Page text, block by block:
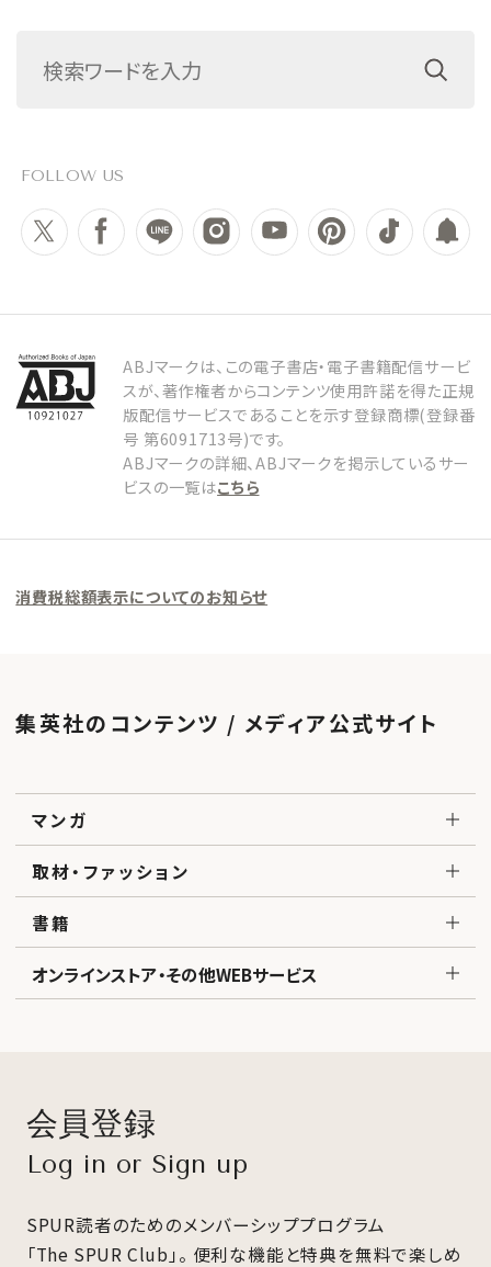
FOLLOW US
ABJマークは、この電子書店・電子書籍配信サービ
スが、著作権者からコンテンツ使用許諾を得た正規
版配信サービスであることを示す登録商標(登録番
号 第6091713号)です。
ABJマークの詳細、ABJマークを掲示しているサー
ビスの一覧はこちら
消費税総額表示についてのお知らせ
集英社のコンテンツ / メディア公式サイト
マンガ
取材・ファッション
書籍
オンラインストア・その他WEBサービス
会員登録
Log in or Sign up
SPUR読者のためのメンバーシッププログラム
「The SPUR Club」。 便利な機能と特典を無料で楽しめ